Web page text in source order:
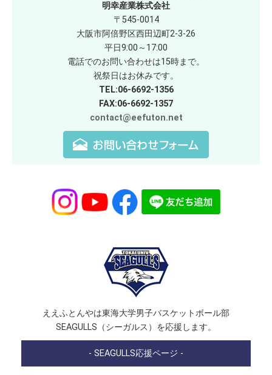
明幸産業株式会社
〒545-0014
大阪市阿倍野区西田辺町2-3-26
平日9:00～17:00
電話でのお問い合わせは15時まで。
祝祭日はお休みです。
TEL:06-6692-1356
FAX:06-6692-1357
contact@eefuton.net
ええふとんやは東海大学男子バスケットボール部
SEAGULLS（シーガルス）を応援します。
- SEAGULLS応援ページ -